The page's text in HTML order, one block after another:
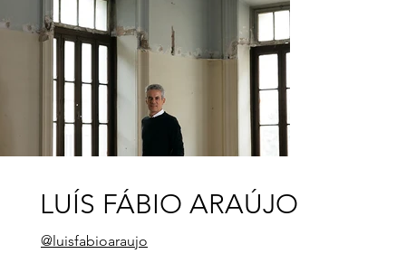
LUÍS FÁBIO ARAÚJO
@ luisfabioaraujo